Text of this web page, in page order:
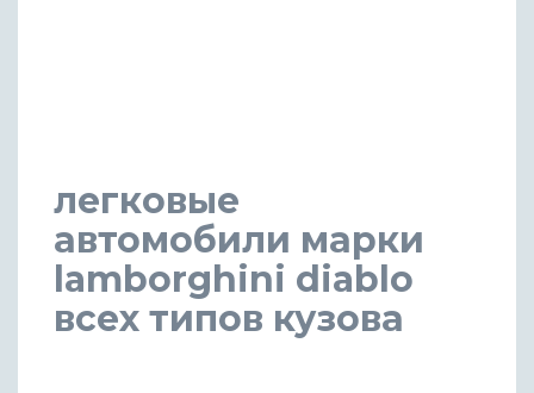
легковые
автомобили марки
lamborghini diablo
всех типов кузова